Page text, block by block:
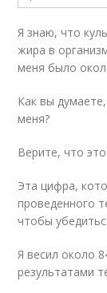
Я знаю, что
жира в
меня было
Как вы
меня?
Верите, что
Эта цифра,
проведенного
чтобы
Я весил около
результатами